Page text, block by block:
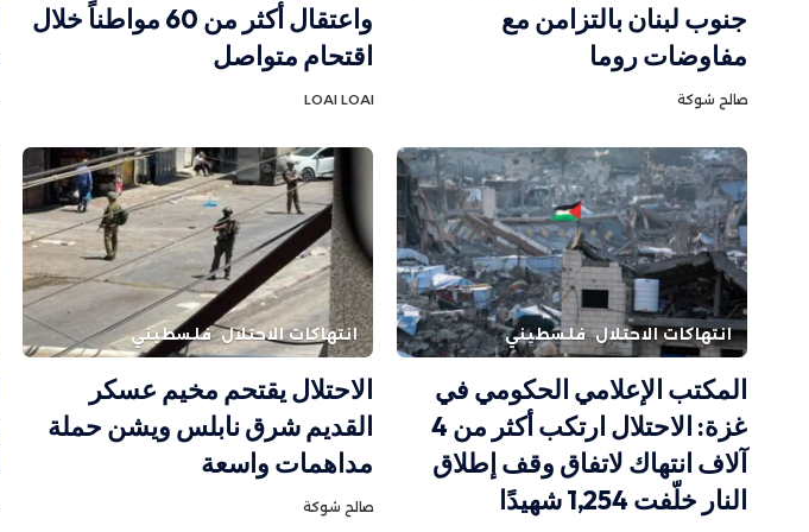
جنوب لبنان بالتزامن مع
مفاوضات روما
صالح شوكة
واعتقال أكثر من 60 مواطناً خلال
اقتحام متواصل
LOAI LOAI
انتهاكات الاحتلال فلسطيني
المكتب الإعلامي الحكومي في
غزة: الاحتلال ارتكب أكثر من 4
آلاف انتهاك لاتفاق وقف إطلاق
النار خلّفت 1,254 شهيدًا
انتهاكات الاحتلال فلسطيني
الاحتلال يقتحم مخيم عسكر
القديم شرق نابلس ويشن حملة
مداهمات واسعة
صالح شوكة